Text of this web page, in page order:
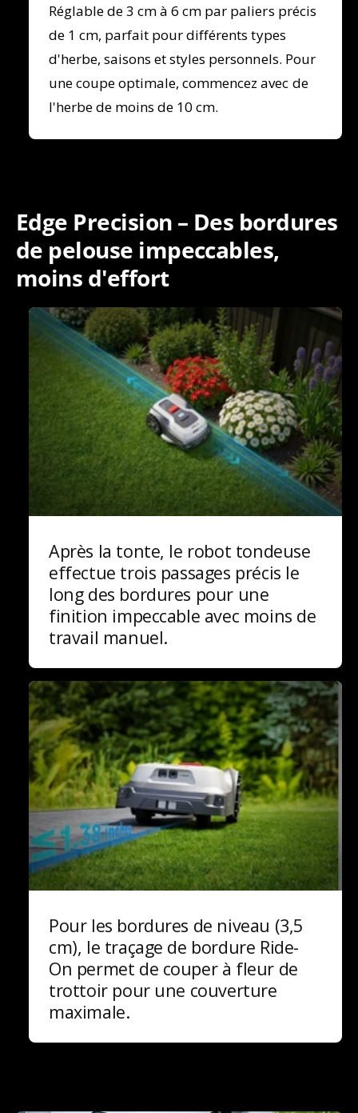
Réglable de 3 cm à 6 cm par paliers précis
de 1 cm, parfait pour différents types
d'herbe, saisons et styles personnels. Pour
une coupe optimale, commencez avec de
l'herbe de moins de 10 cm.
Edge Precision – Des bordures
de pelouse impeccables,
moins d'effort
Après la tonte, le robot tondeuse
effectue trois passages précis le
long des bordures pour une
finition impeccable avec moins de
travail manuel.
Pour les bordures de niveau (3,5
cm), le traçage de bordure Ride-
On permet de couper à fleur de
trottoir pour une couverture
maximale.